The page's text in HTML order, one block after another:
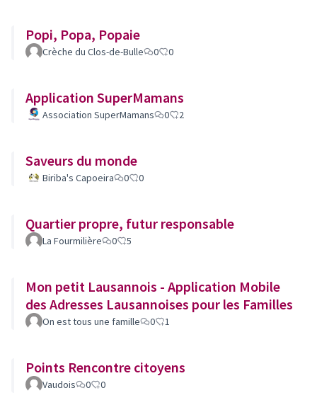
Popi, Popa, Popaie
Crèche du Clos-de-Bulle 0 0
Application SuperMamans
Association SuperMamans 0 2
Saveurs du monde
Biriba's Capoeira 0 0
Quartier propre, futur responsable
La Fourmilière 0 5
Mon petit Lausannois - Application Mobile
des Adresses Lausannoises pour les Familles
On est tous une famille 0 1
Points Rencontre citoyens
Vaudois 0 0